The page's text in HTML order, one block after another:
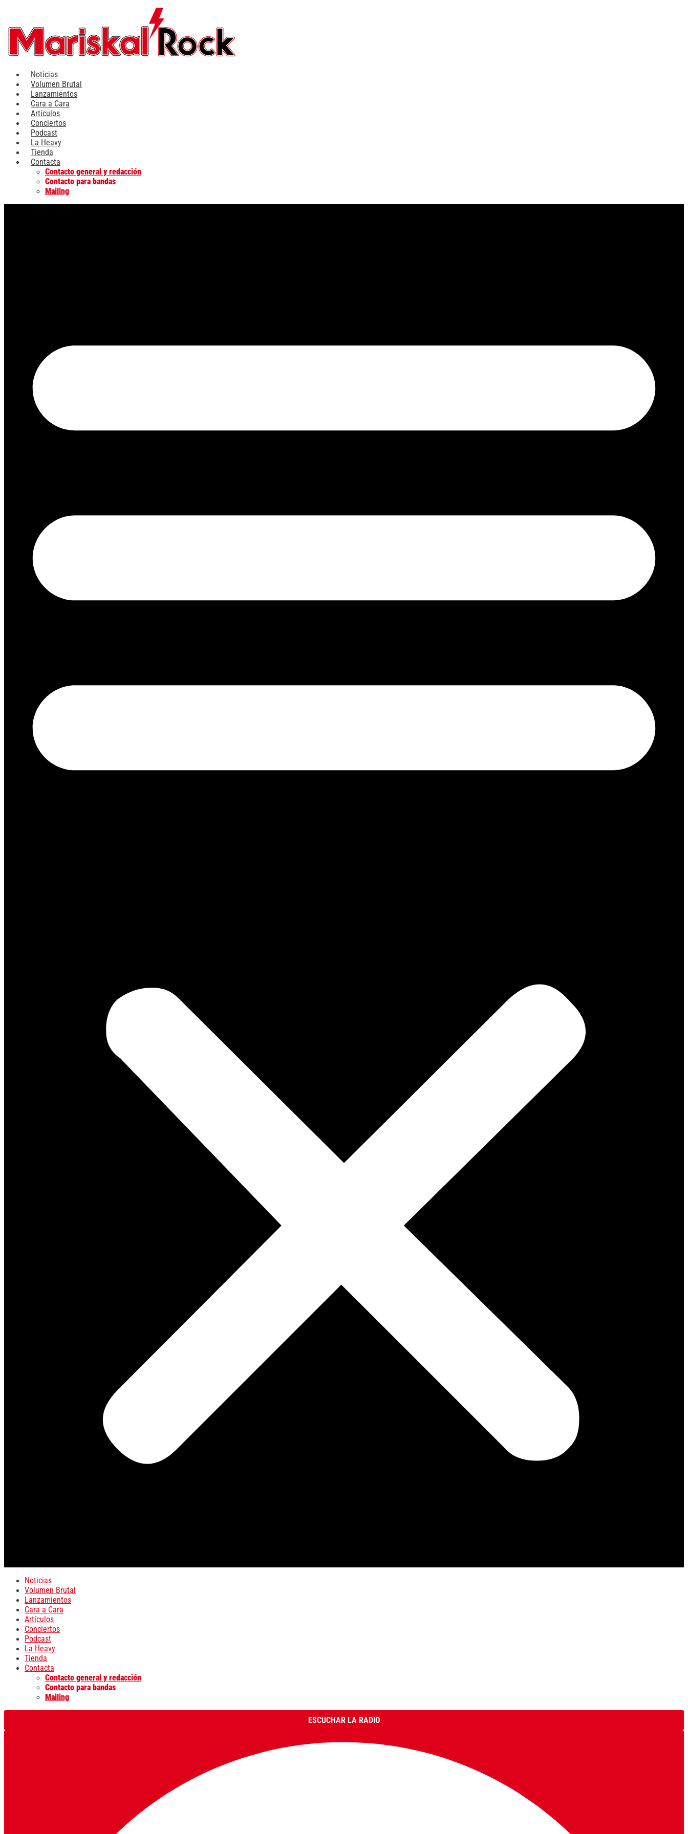
contenido
Noticias
Volumen Brutal
Lanzamientos
Cara a Cara
Artículos
Conciertos
Podcast
La Heavy
Tienda
Contacta
Contacto general y redacción
Contacto para bandas
Mailing
Noticias
Volumen Brutal
Lanzamientos
Cara a Cara
Artículos
Conciertos
Podcast
La Heavy
Tienda
Contacta
Contacto general y redacción
Contacto para bandas
Mailing
ESCUCHAR LA RADIO